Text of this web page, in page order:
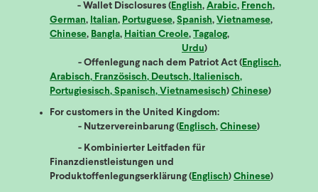
- Wallet Disclosures (English, Arabic, French,
German, Italian, Portuguese, Spanish, Vietnamese,
Chinese, Bangla, Haitian Creole, Tagalog,
Urdu)
- Offenlegung nach dem Patriot Act (Englisch,
Arabisch, Französisch, Deutsch, Italienisch,
Portugiesisch, Spanisch, Vietnamesisch) Chinese)
For customers in the United Kingdom:
- Nutzervereinbarung (Englisch, Chinese)
- Kombinierter Leitfaden für
Finanzdienstleistungen und
Produktoffenlegungserklärung (Englisch) Chinese)